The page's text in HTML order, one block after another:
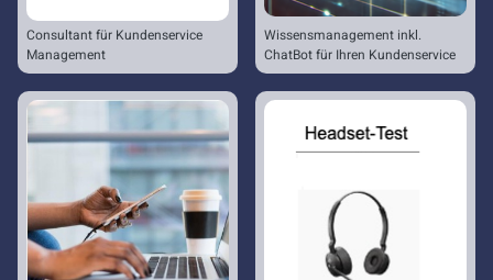
Consultant für Kundenservice
Management
Wissensmanagement inkl.
ChatBot für Ihren Kundenservice